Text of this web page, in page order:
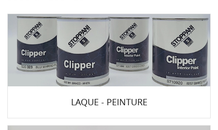
LAQUE - PEINTURE